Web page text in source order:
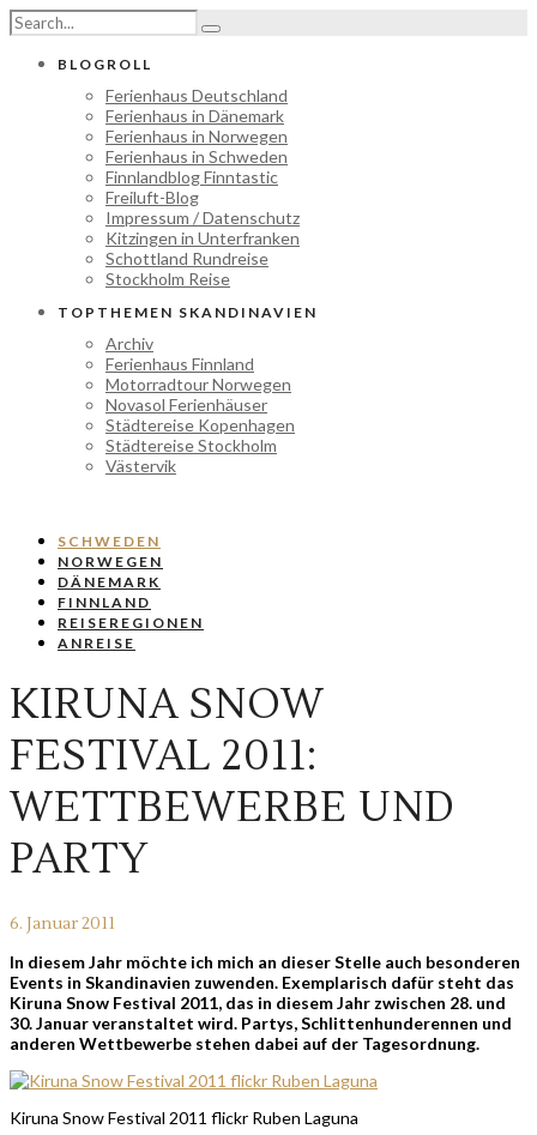
BLOGROLL
Ferienhaus Deutschland
Ferienhaus in Dänemark
Ferienhaus in Norwegen
Ferienhaus in Schweden
Finnlandblog Finntastic
Freiluft-Blog
Impressum / Datenschutz
Kitzingen in Unterfranken
Schottland Rundreise
Stockholm Reise
TOPTHEMEN SKANDINAVIEN
Archiv
Ferienhaus Finnland
Motorradtour Norwegen
Novasol Ferienhäuser
Städtereise Kopenhagen
Städtereise Stockholm
Västervik
SCHWEDEN
NORWEGEN
DÄNEMARK
FINNLAND
REISEREGIONEN
ANREISE
KIRUNA SNOW
FESTIVAL 2011:
WETTBEWERBE UND
PARTY
6. Januar 2011
In diesem Jahr möchte ich mich an dieser Stelle auch besonderen
Events in Skandinavien zuwenden. Exemplarisch dafür steht das
Kiruna Snow Festival 2011, das in diesem Jahr zwischen 28. und
30. Januar veranstaltet wird. Partys, Schlittenhunderennen und
anderen Wettbewerbe stehen dabei auf der Tagesordnung.
Kiruna Snow Festival 2011 flickr Ruben Laguna